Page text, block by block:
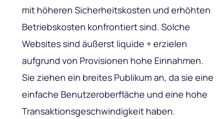
mit höheren Sicherheitskosten und erhöhten
Betriebskosten konfrontiert sind. Solche
Websites sind äußerst liquide + erzielen
aufgrund von Provisionen hohe Einnahmen.
Sie ziehen ein breites Publikum an, da sie eine
einfache Benutzeroberfläche und eine hohe
Transaktionsgeschwindigkeit haben.